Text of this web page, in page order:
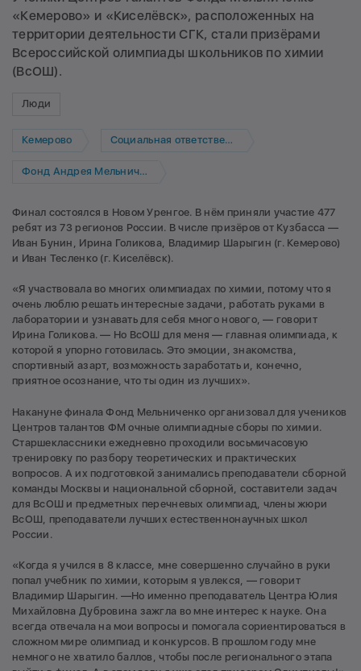
«Кемерово» и «Киселёвск», расположенных на
территории деятельности СГК, стали призёрами
Всероссийской олимпиады школьников по химии
(ВсОШ).
Люди
Кемерово Социальная ответственность
Фонд Андрея Мельниченко
Финал состоялся в Новом Уренгое. В нём приняли участие 477
ребят из 73 регионов России. В числе призёров от Кузбасса —
Иван Бунин, Ирина Голикова, Владимир Шарыгин (г. Кемерово)
и Иван Тесленко (г. Киселёвск).
«Я участвовала во многих олимпиадах по химии, потому что я
очень люблю решать интересные задачи, работать руками в
лаборатории и узнавать для себя много нового, — говорит
Ирина Голикова. — Но ВсОШ для меня — главная олимпиада, к
которой я упорно готовилась. Это эмоции, знакомства,
спортивный азарт, возможность заработать и, конечно,
приятное осознание, что ты один из лучших».
Накануне финала Фонд Мельниченко организовал для учеников
Центров талантов ФМ очные олимпиадные сборы по химии.
Старшеклассники ежедневно проходили восьмичасовую
тренировку по разбору теоретических и практических
вопросов. А их подготовкой занимались преподаватели сборной
команды Москвы и национальной сборной, составители задач
для ВсОШ и предметных перечневых олимпиад, члены жюри
ВсОШ, преподаватели лучших естественнонаучных школ
России.
«Когда я учился в 8 классе, мне совершенно случайно в руки
попал учебник по химии, которым я увлекся, — говорит
Владимир Шарыгин. —Но именно преподаватель Центра Юлия
Михайловна Дубровина зажгла во мне интерес к науке. Она
всегда отвечала на мои вопросы и помогала сориентироваться в
сложном мире олимпиад и конкурсов. В прошлом году мне
немного не хватило баллов, чтобы после регионального этапа